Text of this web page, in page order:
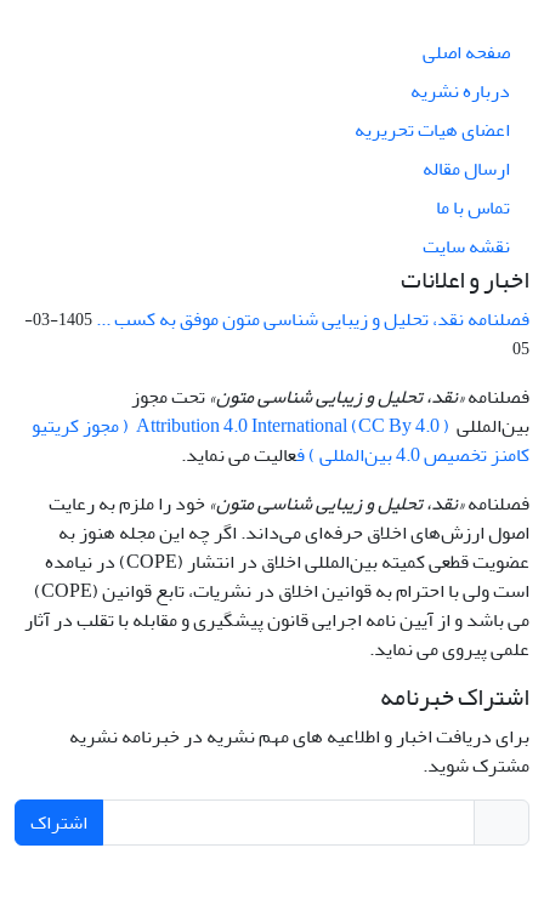
صفحه اصلی
درباره نشریه
اعضای هیات تحریریه
ارسال مقاله
تماس با ما
نقشه سایت
اخبار و اعلانات
فصلنامه نقد، تحلیل و زیبایی شناسی متون موفق به کسب ...
1405-03-
05
فصلنامه«نقد، تحلیل و زیبایی شناسی متون»تحت مجوز
بین‌المللی
Attribution 4.0 International (CC By 4.0 ) ( مجوز کریتیو
کامنز تخصیص 4.0 بین‌المللی ) ف
عالیت می نماید.
فصلنامه«نقد، تحلیل و زیبایی شناسی متون»خود را ملزم به رعایت
اصول ارزش‌های اخلاق حرفه‌ای می‌داند. اگر چه این مجله هنوز به
عضویت قطعی کمیته بین‌المللی اخلاق در انتشار (COPE) در نیامده
است ولی با احترام به قوانین اخلاق در نشریات، تابع قوانین (COPE)
می باشد و از آیین نامه اجرایی قانون پیشگیری و مقابله با تقلب در آثار
علمی پیروی می نماید.
اشتراک خبرنامه
برای دریافت اخبار و اطلاعیه های مهم نشریه در خبرنامه نشریه
مشترک شوید.
اشتراک